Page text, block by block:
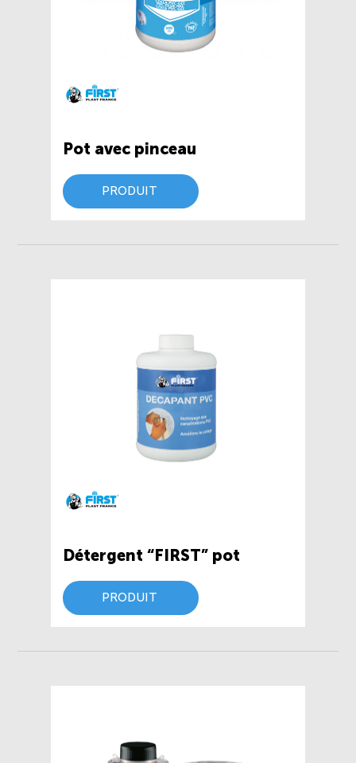
Pot avec pinceau
PRODUIT
Détergent “FIRST” pot
PRODUIT